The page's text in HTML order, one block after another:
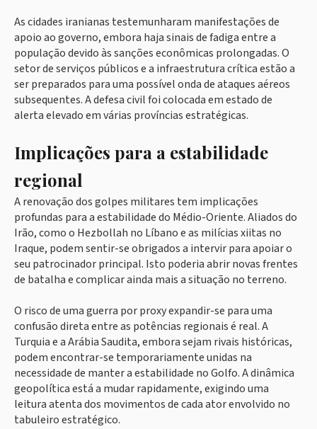
As cidades iranianas testemunharam manifestações de
apoio ao governo, embora haja sinais de fadiga entre a
população devido às sanções econômicas prolongadas. O
setor de serviços públicos e a infraestrutura crítica estão a
ser preparados para uma possível onda de ataques aéreos
subsequentes. A defesa civil foi colocada em estado de
alerta elevado em várias províncias estratégicas.
Implicações para a estabilidade
regional
A renovação dos golpes militares tem implicações
profundas para a estabilidade do Médio-Oriente. Aliados do
Irão, como o Hezbollah no Líbano e as milícias xiitas no
Iraque, podem sentir-se obrigados a intervir para apoiar o
seu patrocinador principal. Isto poderia abrir novas frentes
de batalha e complicar ainda mais a situação no terreno.
O risco de uma guerra por proxy expandir-se para uma
confusão direta entre as potências regionais é real. A
Turquia e a Arábia Saudita, embora sejam rivais históricas,
podem encontrar-se temporariamente unidas na
necessidade de manter a estabilidade no Golfo. A dinâmica
geopolítica está a mudar rapidamente, exigindo uma
leitura atenta dos movimentos de cada ator envolvido no
tabuleiro estratégico.